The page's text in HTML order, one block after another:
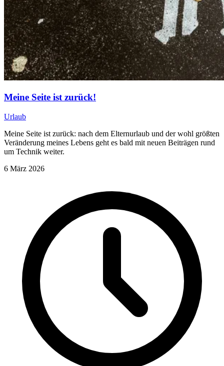
Meine Seite ist zurück!
Urlaub
Meine Seite ist zurück: nach dem Elternurlaub und der wohl größten
Veränderung meines Lebens geht es bald mit neuen Beiträgen rund
um Technik weiter.
6 März 2026